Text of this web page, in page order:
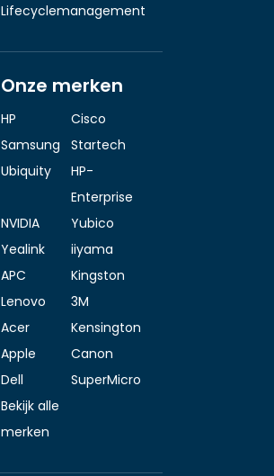
Lifecyclemanagement
Onze merken
HP
Cisco
Samsung
Startech
Ubiquity
HP-
Enterprise
NVIDIA
Yubico
Yealink
iiyama
APC
Kingston
Lenovo
3M
Acer
Kensington
Apple
Canon
Dell
SuperMicro
Bekijk alle
merken